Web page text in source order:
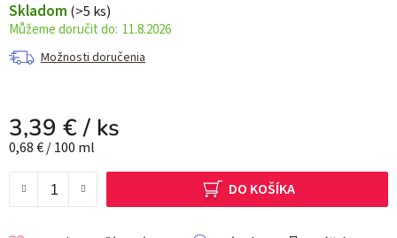
Skladom (>5 ks)
11.8.2026
Možnosti doručenia
3,39 €/ ks
Jednotková cena:
0,68 € / 100 ml
DO KOŠÍKA